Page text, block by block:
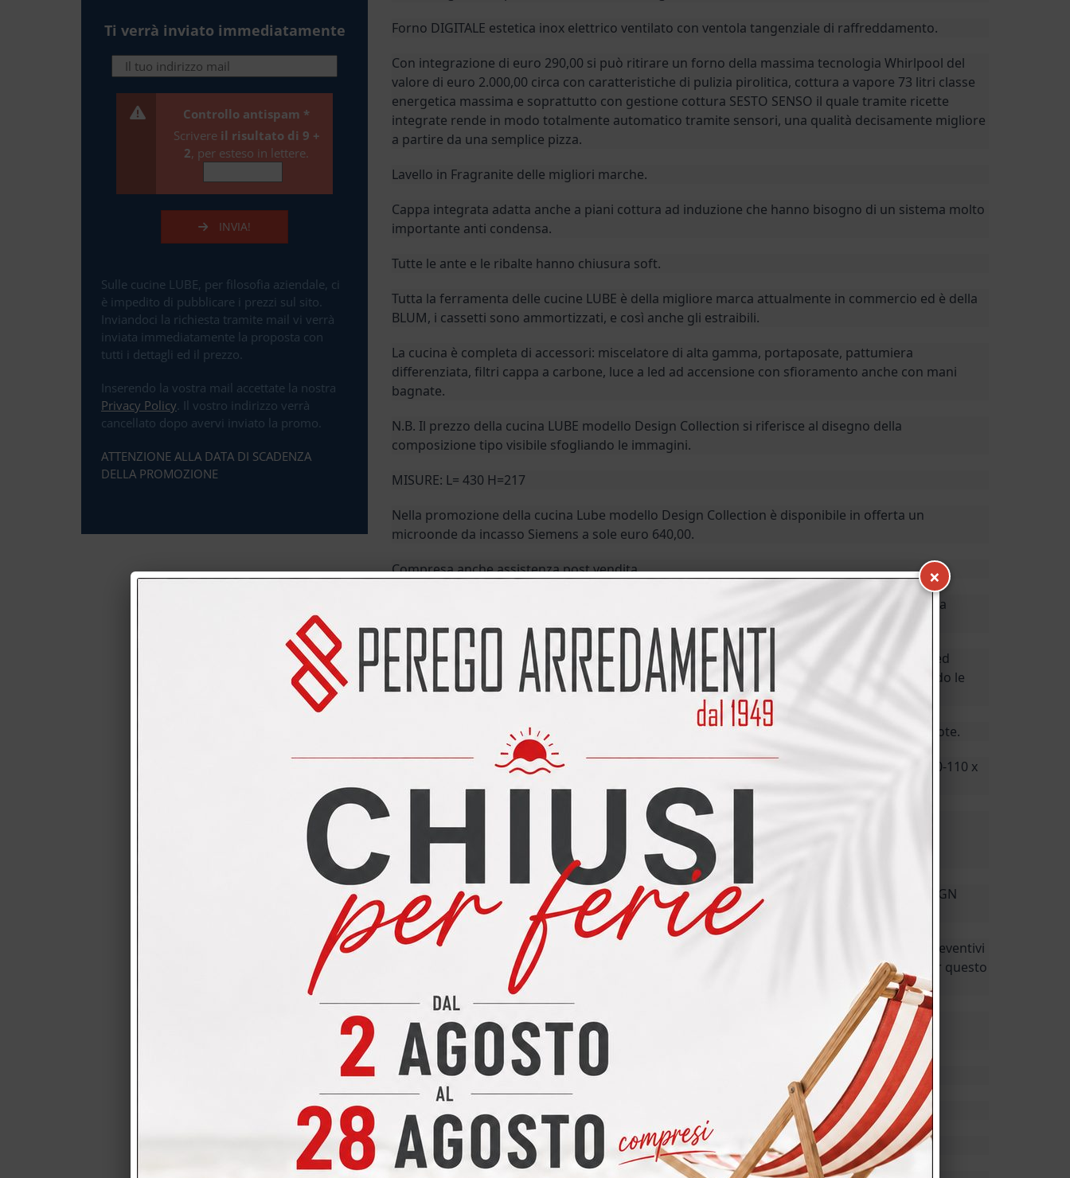
Ti verrà inviato immediatamente
Controllo antispam *
Scrivere il risultato di 9 +
2, per esteso in lettere.
INVIA!
Sulle cucine LUBE, per filosofia aziendale, ci
è impedito di pubblicare i prezzi sul sito.
Inviandoci la richiesta tramite mail vi verrà
inviata immediatamente la proposta con
tutti i dettagli ed il prezzo.
Inserendo la vostra mail accettate la nostra
Privacy Policy . Il vostro indirizzo verrà
cancellato dopo avervi inviato la promo.
ATTENZIONE ALLA DATA DI SCADENZA
DELLA PROMOZIONE
Forno DIGITALE estetica inox elettrico ventilato con ventola tangenziale di raffreddamento.
Con integrazione di euro 290,00 si può ritirare un forno della massima tecnologia Whirlpool del
valore di euro 2.000,00 circa con caratteristiche di pulizia pirolitica, cottura a vapore 73 litri classe
energetica massima e soprattutto con gestione cottura SESTO SENSO il quale tramite ricette
integrate rende in modo totalmente automatico tramite sensori, una qualità decisamente migliore
a partire da una semplice pizza.
Lavello in Fragranite delle migliori marche.
Cappa integrata adatta anche a piani cottura ad induzione che hanno bisogno di un sistema molto
importante anti condensa.
Tutte le ante e le ribalte hanno chiusura soft.
Tutta la ferramenta delle cucine LUBE è della migliore marca attualmente in commercio ed è della
BLUM, i cassetti sono ammortizzati, e così anche gli estraibili.
La cucina è completa di accessori: miscelatore di alta gamma, portaposate, pattumiera
differenziata, filtri cappa a carbone, luce a led ad accensione con sfioramento anche con mani
bagnate.
N.B. Il prezzo della cucina LUBE modello Design Collection si riferisce al disegno della
composizione tipo visibile sfogliando le immagini.
MISURE: L= 430 H=217
Nella promozione della cucina Lube modello Design Collection è disponibile in offerta un
microonde da incasso Siemens a sole euro 640,00.
Compresa anche assistenza post vendita.
Per gli elettrodomestici fa fede la garanzia della marca costruttrice. È possibile comunque la
richiesta di altre marche, in questo caso facciamo un preventivo personalizzato!
Possibilità di modifiche con preventivi personalizzabili, questo è un preventivo orientativo ed
anche la modifica sulle misure del cliente non modifica notevolmente il prezzo! (Mantenendo le
caratteristiche fondamentali descritte sopra).
Possibilità di elettrodomestici AEG o BOSCH oppure tra le marche di elettrodomestici più note.
Proponiamo un set: Tavolo allungabile da cm. 120-140 x 80 con prolunga oppure da cm. 100-110 x
70 sempre allungabile di cm. 48 + 4 sedie per un totale di euro 890,00.
Facciamo anche servizio smaltimento vecchia cucina con solo euro 350,00 ed inoltre a fine
montaggio eseguiamo pulizia con aspiratori e non lasciamo in disordine con smaltimento
VI INVITIAMO A CONFRONTARE LA GAMMA DI COLORI DELLA CUCINA LUBE MODELLO DESIGN
COLLECTION.
Per avere un preventivo personalizzato chiamateci per un appuntamento, non facciamo preventivi
online. La cucina ha molti dettagli che vanno visti, spiegati e progettati insieme e merita per questo
un incontro per valutarne ogni aspetto.
La promozione della cucina Lube modello Design Collection è valida fino alla data scadenza
riportata nella descrizione indicata in alto.
Lavoriamo da 3 generazioni, abbiamo falegnameria per lavori a misura.
Abbiamo grande store Cucine LUBE e CREO a Calco provincia di Lecco.
LEGGETE COSA DICONO DI NOI LE RECENSIONI IN GOOGLE.
×